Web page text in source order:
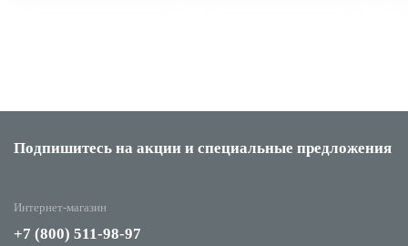
Подпишитесь на акции и специальные предложения
Интернет-магазин
+7 (800) 511-98-97